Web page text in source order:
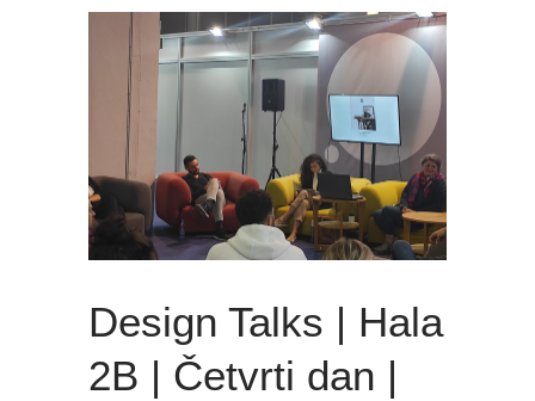
Design Talks | Hala
2B | Četvrti dan |